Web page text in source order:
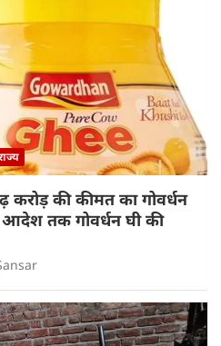
की कीमत का गोवर्धन
तक गोवर्धन घी की